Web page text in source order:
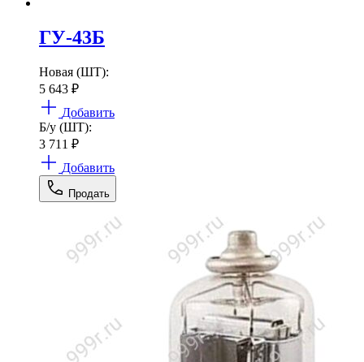
ГУ-43Б
Новая (ШТ):
5 643 ₽
Добавить
Б/у (ШТ):
3 711 ₽
Добавить
Продать